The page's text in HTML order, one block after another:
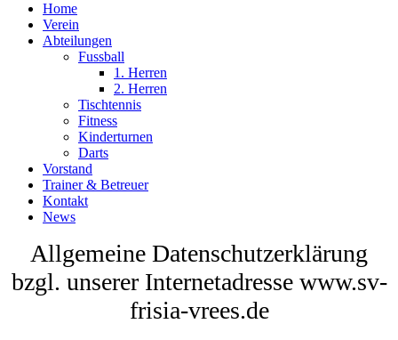
Home
Verein
Abteilungen
Fussball
1. Herren
2. Herren
Tischtennis
Fitness
Kinderturnen
Darts
Vorstand
Trainer & Betreuer
Kontakt
News
Allgemeine Datenschutzerklärung
bzgl. unserer Internetadresse www.sv-
frisia-vrees.de